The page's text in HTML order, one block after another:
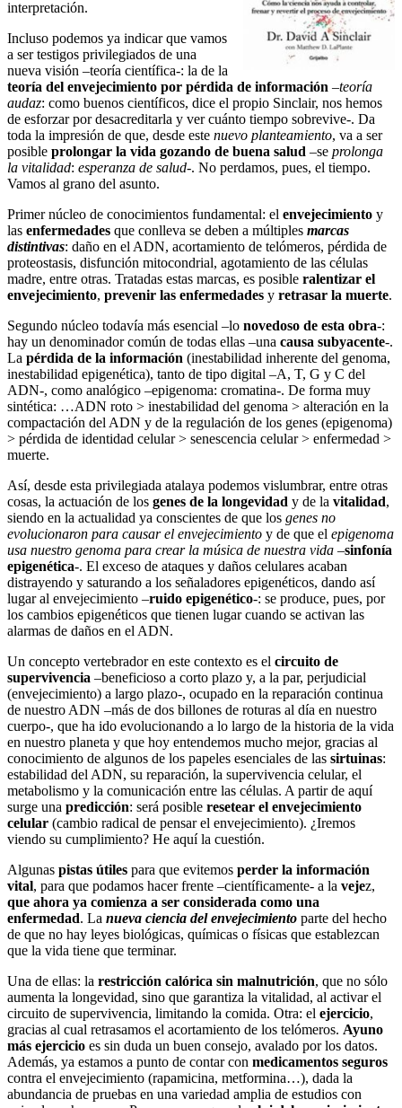
interpretación.
Incluso podemos ya indicar que vamos
a ser testigos privilegiados de una
nueva visión –teoría científica-: la de la
teoría del envejecimiento por pérdida de información –teoría
audaz: como buenos científicos, dice el propio Sinclair, nos hemos
de esforzar por desacreditarla y ver cuánto tiempo sobrevive-. Da
toda la impresión de que, desde este nuevo planteamiento, va a ser
posible prolongar la vida gozando de buena salud –se prolonga
la vitalidad: esperanza de salud-. No perdamos, pues, el tiempo.
Vamos al grano del asunto.
Primer núcleo de conocimientos fundamental: el envejecimiento y
las enfermedades que conlleva se deben a múltiples marcas
distintivas: daño en el ADN, acortamiento de telómeros, pérdida de
proteostasis, disfunción mitocondrial, agotamiento de las células
madre, entre otras. Tratadas estas marcas, es posible ralentizar el
envejecimiento, prevenir las enfermedades y retrasar la muerte.
Segundo núcleo todavía más esencial –lo novedoso de esta obra-:
hay un denominador común de todas ellas –una causa subyacente-.
La pérdida de la información (inestabilidad inherente del genoma,
inestabilidad epigenética), tanto de tipo digital –A, T, G y C del
ADN-, como analógico –epigenoma: cromatina-. De forma muy
sintética: …ADN roto > inestabilidad del genoma > alteración en la
compactación del ADN y de la regulación de los genes (epigenoma)
> pérdida de identidad celular > senescencia celular > enfermedad >
muerte.
Así, desde esta privilegiada atalaya podemos vislumbrar, entre otras
cosas, la actuación de los genes de la longevidad y de la vitalidad,
siendo en la actualidad ya conscientes de que los genes no
evolucionaron para causar el envejecimiento y de que el epigenoma
usa nuestro genoma para crear la música de nuestra vida –sinfonía
epigenética-. El exceso de ataques y daños celulares acaban
distrayendo y saturando a los señaladores epigenéticos, dando así
lugar al envejecimiento –ruido epigenético-: se produce, pues, por
los cambios epigenéticos que tienen lugar cuando se activan las
alarmas de daños en el ADN.
Un concepto vertebrador en este contexto es el circuito de
supervivencia –beneficioso a corto plazo y, a la par, perjudicial
(envejecimiento) a largo plazo-, ocupado en la reparación continua
de nuestro ADN –más de dos billones de roturas al día en nuestro
cuerpo-, que ha ido evolucionando a lo largo de la historia de la vida
en nuestro planeta y que hoy entendemos mucho mejor, gracias al
conocimiento de algunos de los papeles esenciales de las sirtuinas:
estabilidad del ADN, su reparación, la supervivencia celular, el
metabolismo y la comunicación entre las células. A partir de aquí
surge una predicción: será posible resetear el envejecimiento
celular (cambio radical de pensar el envejecimiento). ¿Iremos
viendo su cumplimiento? He aquí la cuestión.
Algunas pistas útiles para que evitemos perder la información
vital, para que podamos hacer frente –científicamente- a la vejez,
que ahora ya comienza a ser considerada como una
enfermedad. La nueva ciencia del envejecimiento parte del hecho
de que no hay leyes biológicas, químicas o físicas que establezcan
que la vida tiene que terminar.
Una de ellas: la restricción calórica sin malnutrición, que no sólo
aumenta la longevidad, sino que garantiza la vitalidad, al activar el
circuito de supervivencia, limitando la comida. Otra: el ejercicio,
gracias al cual retrasamos el acortamiento de los telómeros. Ayuno
más ejercicio es sin duda un buen consejo, avalado por los datos.
Además, ya estamos a punto de contar con medicamentos seguros
contra el envejecimiento (rapamicina, metformina…), dada la
abundancia de pruebas en una variedad amplia de estudios con